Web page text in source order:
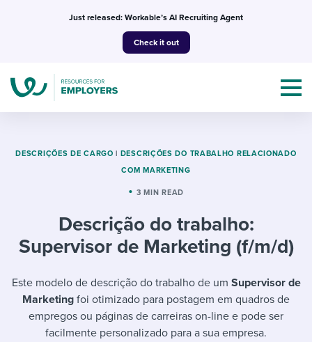
Just released: Workable’s AI Recruiting Agent
Check it out
Topics
Mobilizing AI in my work
Evaluating candidates
Templates & Guides
I WANT...
Job description templates
I’m a jobseeker
I WANT TO LEARN ABOUT...
Attend webinars & events
Workable customer stories
DESCRIÇÕES DE CARGO | DESCRIÇÕES DO TRABALHO RELACIONADO
COM MARKETING
3 MIN READ
Descrição do trabalho:
Supervisor de Marketing (f/m/d)
Este modelo de descrição do trabalho de um Supervisor de
Marketing foi otimizado para postagem em quadros de
empregos ou páginas de carreiras on-line e pode ser
facilmente personalizado para a sua empresa.